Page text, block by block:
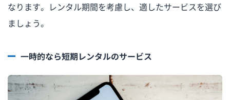
なります。レンタル期間を考慮し、適したサービスを選び
ましょう。
一時的なら短期レンタルのサービス